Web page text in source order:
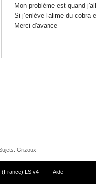
Mon problème est quand
Si j’enlève l'alime du cobra
Merci d'avance
Grizoux
(France) LS v4 Aide